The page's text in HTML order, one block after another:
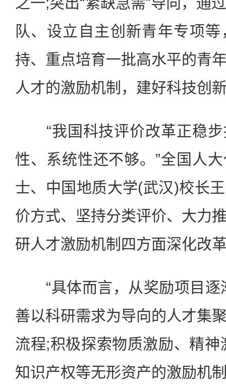
队、设立自主创新青年专项
持、重点培育一批高水平的青
人才的激励机制，建好科技创
“我国科技评价改革正稳步
性、系统性还不够。”全国人
士、中国地质大学(武汉)校长
价方式、坚持分类评价、大力
研人才激励机制四方面深化改
“具体而言，从奖励项目逐
善以科研需求为导向的人才集
流程;积极探索物质激励、精
知识产权等无形资产的激励机